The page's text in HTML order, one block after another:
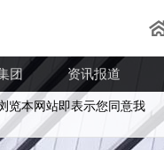
览本网站即表示您同意我
团 资讯报道